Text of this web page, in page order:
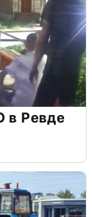
в Ревде